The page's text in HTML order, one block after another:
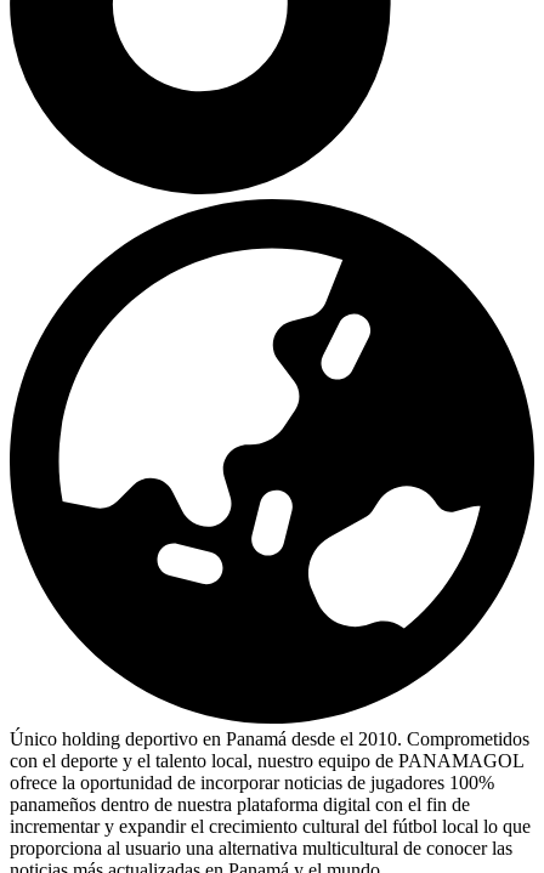
Único holding deportivo en Panamá desde el 2010. Comprometidos
con el deporte y el talento local, nuestro equipo de PANAMAGOL
ofrece la oportunidad de incorporar noticias de jugadores 100%
panameños dentro de nuestra plataforma digital con el fin de
incrementar y expandir el crecimiento cultural del fútbol local lo que
proporciona al usuario una alternativa multicultural de conocer las